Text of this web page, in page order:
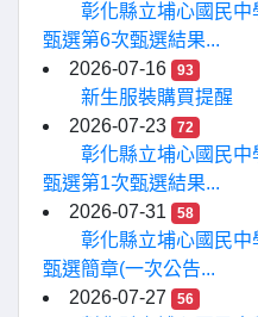
彰化縣立埔心國民
甄選第6次甄選結果...
2026-07-16
93
新生服裝購買提醒
2026-07-23
72
彰化縣立埔心國民
甄選第1次甄選結果...
2026-07-31
58
彰化縣立埔心國民
甄選簡章(一次公告...
2026-07-27
56